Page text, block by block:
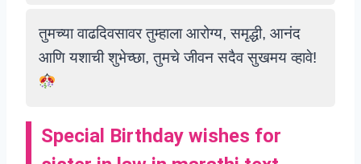
तुमच्या वाढदिवसावर तुम्हाला आरोग्य, समृद्धी, आनंद
आणि यशाची शुभेच्छा, तुमचे जीवन सदैव सुखमय व्हावे!
Special Birthday wishes for